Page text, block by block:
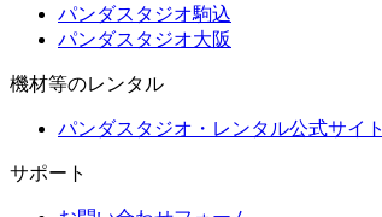
パンダスタジオ駒込
パンダスタジオ大阪
機材等のレンタル
パンダスタジオ・レンタル公式サイト
サポート